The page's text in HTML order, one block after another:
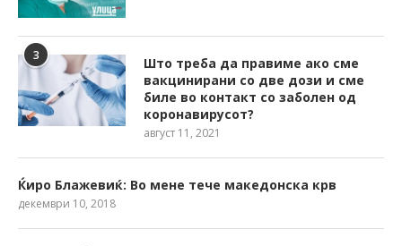
3
Што треба да правиме ако сме
вакцинирани со две дози и сме
биле во контакт со заболен од
коронавирусот?
август 11, 2021
Ќиро Блажевиќ: Во мене тече македонска крв
декември 10, 2018